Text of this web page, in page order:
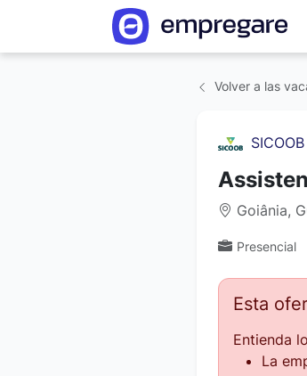
Volver a las
Goiânia,
Presencial
Esta
Entienda
La